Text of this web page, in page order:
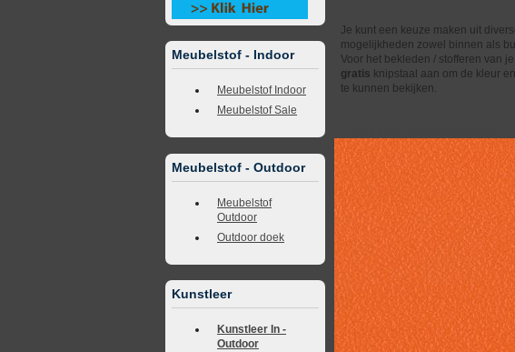
Meubelstof - Indoor
Meubelstof Indoor
Meubelstof Sale
Meubelstof - Outdoor
Meubelstof
Outdoor
Outdoor doek
Kunstleer
Kunstleer In -
Outdoor
Je kunt een keuze maken uit
mogelijkheden zowel binnen als
Voor het bekleden / stofferen van
gratis knipstaal aan om de kleur
te kunnen bekijken.